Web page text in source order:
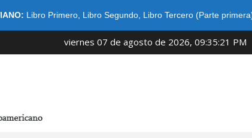
Libro Primero, Libro Segundo, Libro Tercero (Parte
viernes 07 de agosto de 2026, 09:35:21 PM